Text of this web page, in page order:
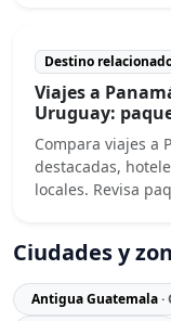
Destino
Viajes a
Uruguay:
Compara viajes a
destacadas,
locales. Revisa
Ciudades y
Antigua Guatemala